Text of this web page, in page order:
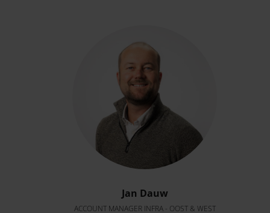
Jan Dauw
ACCOUNT MANAGER INFRA - OOST & WEST